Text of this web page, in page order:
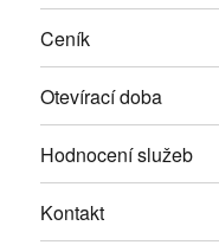
Ceník
Otevírací doba
Hodnocení služeb
Kontakt